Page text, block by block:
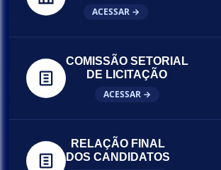
ACESSAR →
COMISSÃO SETORIAL
DE LICITAÇÃO
ACESSAR →
RELAÇÃO FINAL
DOS CANDIDATOS